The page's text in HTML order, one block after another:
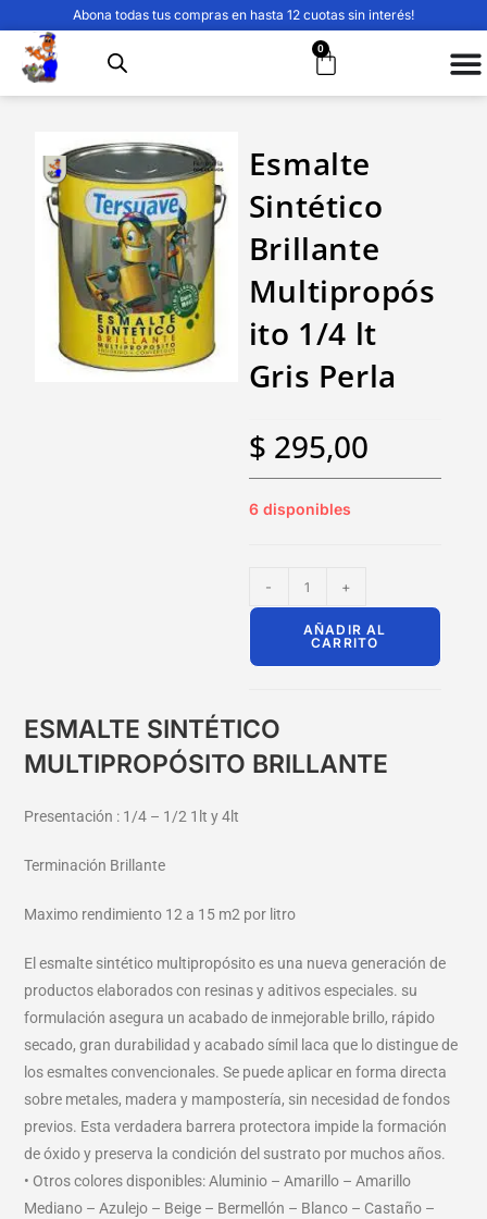
Abona todas tus compras en hasta 12 cuotas sin interés!
0
Esmalte
Sintético
Brillante
Multipropós
ito 1/4 lt
Gris Perla
$ 295,00
6 disponibles
- +
AÑADIR AL
CARRITO
ESMALTE SINTÉTICO
MULTIPROPÓSITO BRILLANTE
Presentación : 1/4 – 1/2 1lt y 4lt
Terminación Brillante
Maximo rendimiento 12 a 15 m2 por litro
El esmalte sintético multipropósito es una nueva generación de
productos elaborados con resinas y aditivos especiales. su
formulación asegura un acabado de inmejorable brillo, rápido
secado, gran durabilidad y acabado símil laca que lo distingue de
los esmaltes convencionales. Se puede aplicar en forma directa
sobre metales, madera y mampostería, sin necesidad de fondos
previos. Esta verdadera barrera protectora impide la formación
de óxido y preserva la condición del sustrato por muchos años.
• Otros colores disponibles: Aluminio – Amarillo – Amarillo
Mediano – Azulejo – Beige – Bermellón – Blanco – Castaño –